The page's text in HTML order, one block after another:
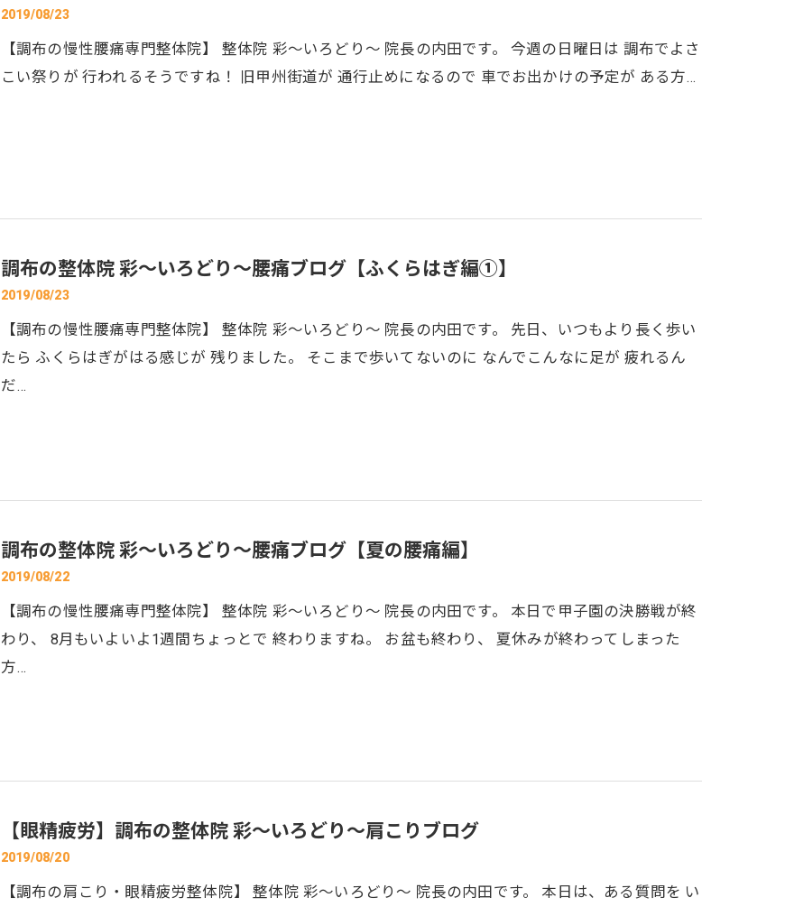
2019/08/23
【調布の慢性腰痛専門整体院】 整体院 彩～いろどり～ 院長の内田です。 今週の日曜日は 調布でよさ
こい祭りが 行われるそうですね！ 旧甲州街道が 通行止めになるので 車でお出かけの予定が ある方…
調布の整体院 彩～いろどり～腰痛ブログ【ふくらはぎ編①】
2019/08/23
【調布の慢性腰痛専門整体院】 整体院 彩～いろどり～ 院長の内田です。 先日、いつもより長く歩い
たら ふくらはぎがはる感じが 残りました。 そこまで歩いてないのに なんでこんなに足が 疲れるん
だ…
調布の整体院 彩～いろどり～腰痛ブログ【夏の腰痛編】
2019/08/22
【調布の慢性腰痛専門整体院】 整体院 彩～いろどり～ 院長の内田です。 本日で甲子園の決勝戦が終
わり、 8月もいよいよ1週間ちょっとで 終わりますね。 お盆も終わり、 夏休みが終わってしまった
方…
【眼精疲労】調布の整体院 彩～いろどり～肩こりブログ
2019/08/20
【調布の肩こり・眼精疲労整体院】 整体院 彩～いろどり～ 院長の内田です。 本日は、ある質問を い